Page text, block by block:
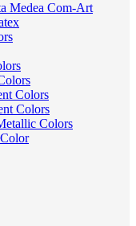
Medea Com-Art
Colors
Colors
Colors